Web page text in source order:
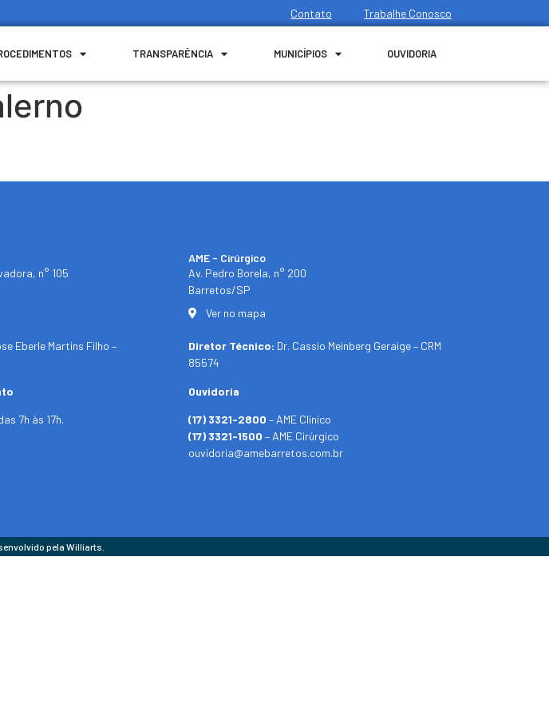
Contato Trabalhe Conosco
TRANSPARÊNCIA MUNICÍPIOS OUVIDORIA
n° 105
Eberle Martins Filho –
7h às 17h.
AME - Cirúrgico
Av. Pedro Borela, n° 200
Barretos/SP
Ver no mapa
Diretor Técnico: Dr. Cassio Meinberg Geraige – CRM
85574
Ouvidoria
(17) 3321-2800 – AME Clínico
(17) 3321-1500 – AME Cirúrgico
ouvidoria@amebarretos.com.br
pela Williarts.